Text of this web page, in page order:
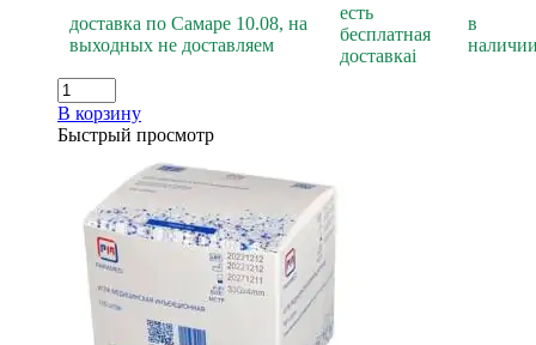
доставка по Самаре 10.08, на
выходных не доставляем
есть
бесплатная
доставкаi
в
В корзину
Быстрый просмотр